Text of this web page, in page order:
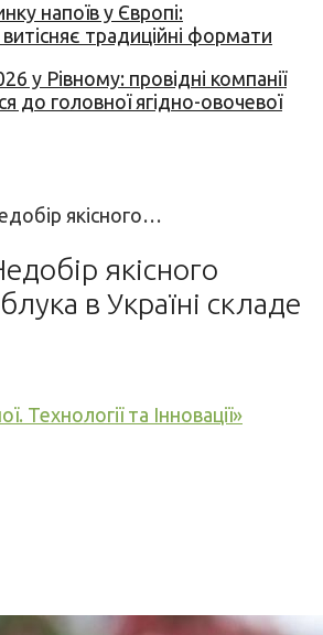
напоїв у Європі:
традиційні формати
у Рівному: провідні компанії
до головної ягідно-овочевої
якісного…
якісного
в Україні складе
Технології та Інновації»